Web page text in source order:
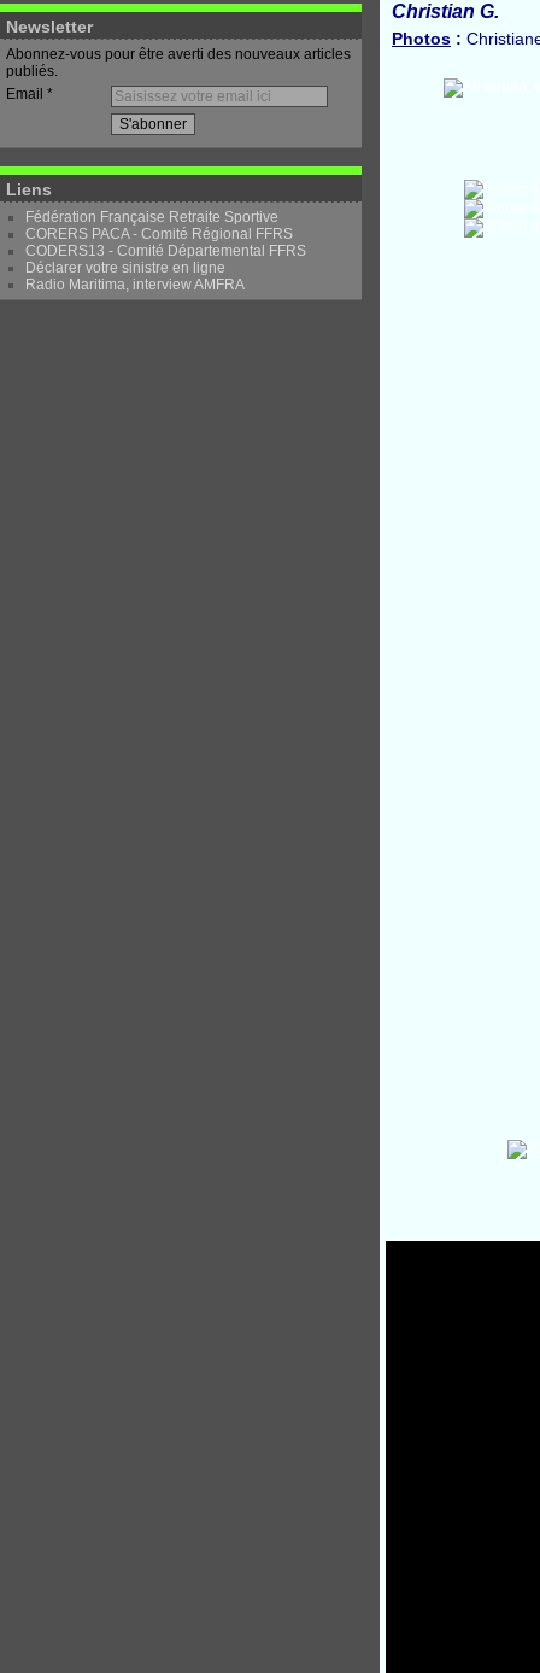
Newsletter
Abonnez-vous pour être averti des nouveaux articles
publiés.
Email
Liens
Fédération Française Retraite Sportive
CORERS PACA - Comité Régional FFRS
CODERS13 - Comité Départemental FFRS
Déclarer votre sinistre en ligne
Radio Maritima, interview AMFRA
Christian G.
Photos :